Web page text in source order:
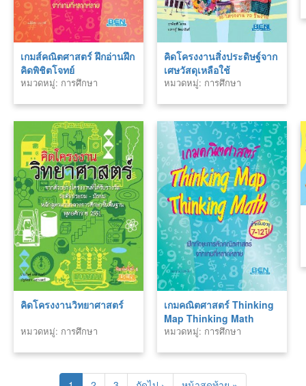
เกมส์คณิตศาสตร์ ฝึกอ่านฝึก
คิดพิชิตโจทย์
หมวดหมู่: การศึกษา
คิดโครงงานสิ่งประดิษฐ์จาก
เศษวัสดุเหลือใช้
หมวดหมู่: การศึกษา
คิดโครงงานวิทยาศาสตร์
หมวดหมู่: การศึกษา
เกมคณิตศาสตร์ Thinking
Map Thinking Math
หมวดหมู่: การศึกษา